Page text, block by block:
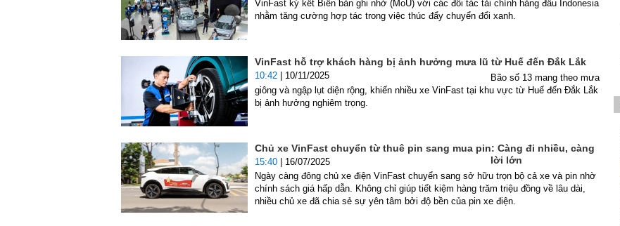
VinFast ký kết Biên bản ghi nhớ (MoU) với các đối tác tài chính hàng đầu Indonesia
nhằm tăng cường hợp tác trong việc thúc đẩy chuyển đổi xanh.
VinFast hỗ trợ khách hàng bị ảnh hưởng mưa lũ từ Huế đến Đắk Lắk
10:42 | 10/11/2025
Bão số 13 mang theo mưa
giông và ngập lụt diện rộng, khiến nhiều xe VinFast tại khu vực từ Huế đến Đắk Lắk
bị ảnh hưởng nghiêm trọng.
Chủ xe VinFast chuyển từ thuê pin sang mua pin: Càng đi nhiều, càng
lời lớn
15:40 | 16/07/2025
Ngày càng đông chủ xe điện VinFast chuyển sang sở hữu trọn bộ cả xe và pin nhờ
chính sách giá hấp dẫn. Không chỉ giúp tiết kiệm hàng trăm triệu đồng về lâu dài,
nhiều chủ xe đã chia sẻ sự yên tâm bởi độ bền của pin xe điện.